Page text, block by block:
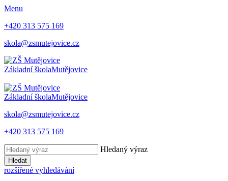
Menu
+420 313 575 169
skola@zsmutejovice.cz
Základní školaMutějovice
Základní školaMutějovice
skola@zsmutejovice.cz
+420 313 575 169
Hledaný výraz
Hledat
rozšířené vyhledávání